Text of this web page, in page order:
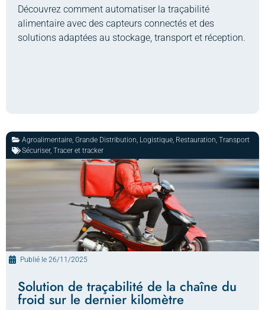
Découvrez comment automatiser la traçabilité
alimentaire avec des capteurs connectés et des
solutions adaptées au stockage, transport et réception.
Agroalimentaire, Grande Distribution, Logistique, Restauration, Transport
Sécuriser, Tracer et tracker
Publié le 26/11/2025
Solution de traçabilité de la chaîne du
froid sur le dernier kilomètre